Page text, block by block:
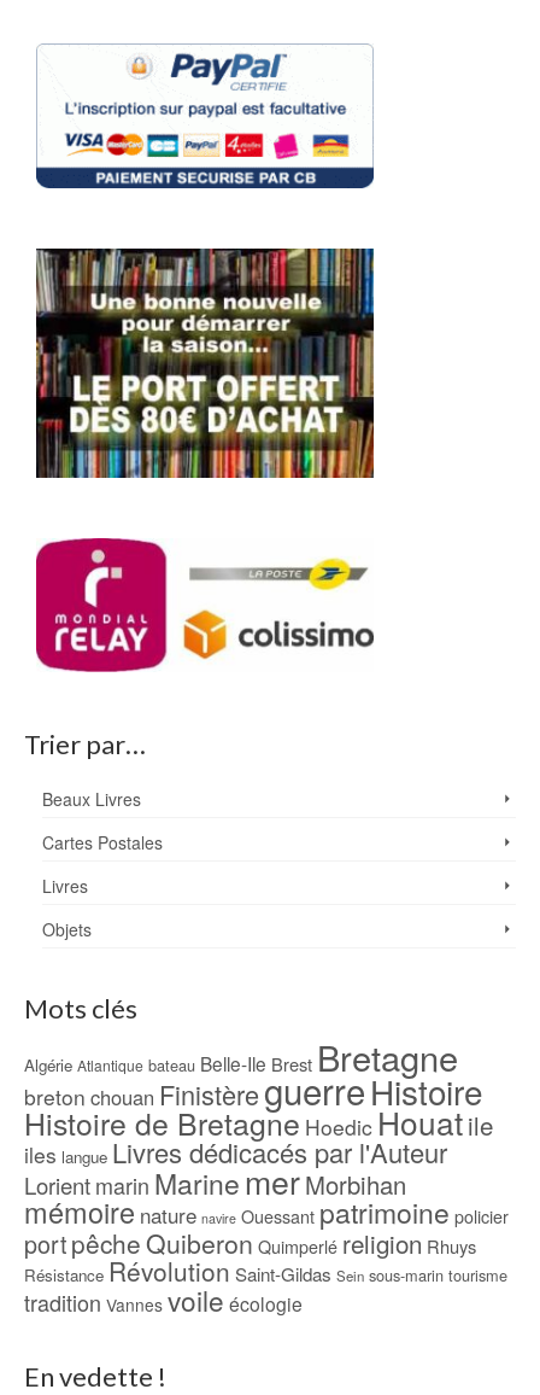
Trier par…
Beaux Livres
Cartes Postales
Livres
Objets
Mots clés
Algérie Atlantique bateau Belle-Ile Brest Bretagne
breton chouan FinistèreguerreHistoire
Histoire de Bretagne Hoedic Houatile
iles langue Livres dédicacés par l'Auteur
Lorientmarin Marine merMorbihan
mémoire nature navire Ouessant patrimoine policier
portpêcheQuiberon Quimperlé religion Rhuys
Résistance Révolution Saint-Gildas Sein sous-marin tourisme
tradition Vannes voile écologie
En vedette !